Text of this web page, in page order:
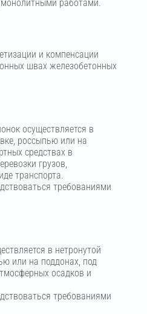
работами.
и компенсации
швах железобетонных
осуществляется в
россыпью или на
средствах в
грузов,
транспорта.
требованиями
в нетронутой
или на поддонах, под
осадков и
требованиями